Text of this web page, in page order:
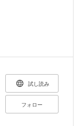
試し読み
フォロー